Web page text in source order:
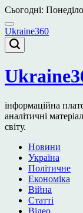
Перейти
до
вмісту
Сьогодні:
Ukraine360
інформаційна
аналітичні
світу.
Новини
Україна
Політичне
Економіка
Війна
Статті
Відео